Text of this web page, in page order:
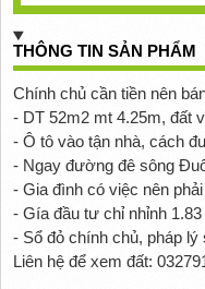
THÔNG TIN SẢN PHẨM
Chính chủ cần tiền nên
- DT 52m2 mt 4.25m, đất
- Ô tô vào tận nhà, cách
- Ngay đường đê sông
- Gia đình có việc nên
- Gía đầu tư chỉ nhỉnh 1.83
- Sổ đỏ chính chủ, pháp lý
Liên hệ để xem đất: